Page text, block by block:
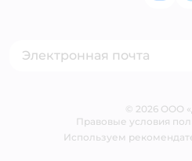
Блог
Корм для
© 2026 ООО
Правовые условия
Используем